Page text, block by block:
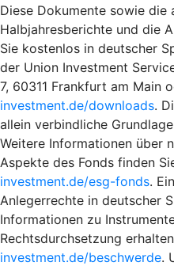
Diese Dokumente sowie die
Halbjahresberichte und die
Sie kostenlos in deutscher
der Union Investment
7, 60311 Frankfurt am Main
investment.de/downloads.
allein verbindliche
Weitere Informationen über
Aspekte des Fonds finden
investment.de/esg-fonds.
Anlegerrechte in deutscher
Informationen zu
Rechtsdurchsetzung
investment.de/beschwerde.